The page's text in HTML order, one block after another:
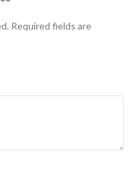
Required fields are